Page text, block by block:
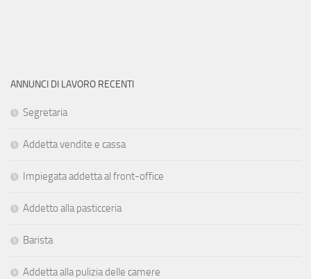
ANNUNCI DI LAVORO RECENTI
Segretaria
Addetta vendite e cassa
Impiegata addetta al front-office
Addetto alla pasticceria
Barista
Addetta alla pulizia delle camere